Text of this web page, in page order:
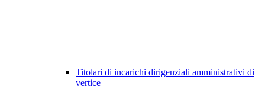
Titolari di incarichi dirigenziali amministrativi di
vertice